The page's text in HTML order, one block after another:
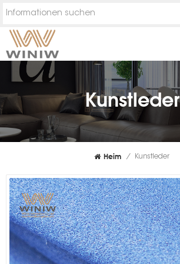
Kunstleder
Heim / Kunstleder